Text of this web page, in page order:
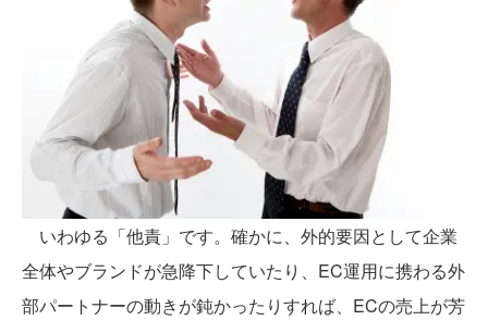
いわゆる「他責」です。確かに、外的要因として企業
全体やブランドが急降下していたり、EC運用に携わる外
部パートナーの動きが鈍かったりすれば、ECの売上が芳